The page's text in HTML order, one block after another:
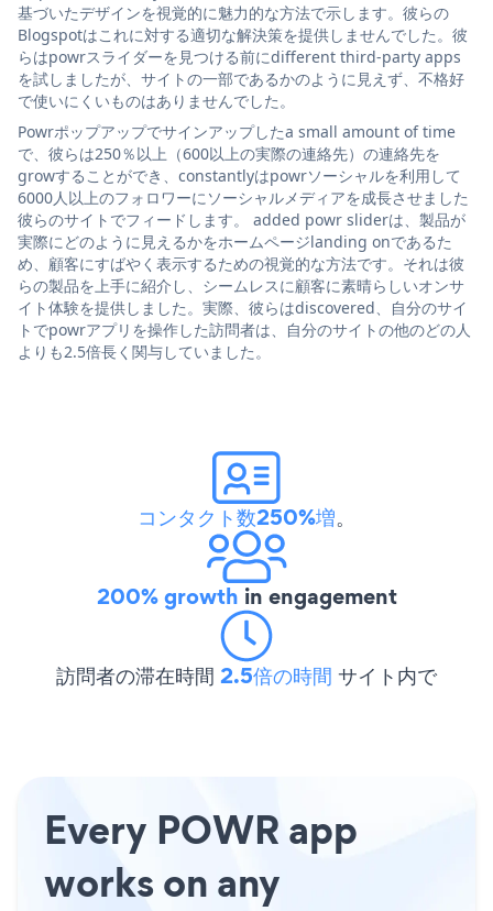
基づいたデザインを視覚的に魅力的な方法で示します。彼らの
Blogspotはこれに対する適切な解決策を提供しませんでした。彼
らはpowrスライダーを見つける前にdifferent third-party apps
を試しましたが、サイトの一部であるかのように見えず、不格好
で使いにくいものはありませんでした。
Powrポップアップでサインアップしたa small amount of time
で、彼らは250％以上（600以上の実際の連絡先）の連絡先を
growすることができ、constantlyはpowrソーシャルを利用して
6000人以上のフォロワーにソーシャルメディアを成長させました
彼らのサイトでフィードします。 added powr sliderは、製品が
実際にどのように見えるかをホームページlanding onであるた
め、顧客にすばやく表示するための視覚的な方法です。それは彼
らの製品を上手に紹介し、シームレスに顧客に素晴らしいオンサ
イト体験を提供しました。実際、彼らはdiscovered、自分のサイ
トでpowrアプリを操作した訪問者は、自分のサイトの他のどの人
よりも2.5倍長く関与していました。
コンタクト数250%増。
200% growth in engagement
訪問者の滞在時間 2.5倍の時間 サイト内で
Every POWR app
works on any